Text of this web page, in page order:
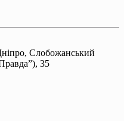
Слобожанський
35